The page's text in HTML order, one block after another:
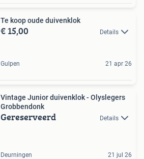
Te koop oude duivenklok
€ 15,00 Details
Gulpen 21 apr 26
Vintage Junior duivenklok - Olyslegers
Grobbendonk
Gereserveerd Details
Deurningen 21 jul 26